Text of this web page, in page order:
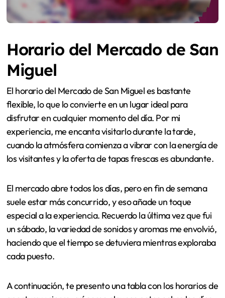
Horario del Mercado de San
Miguel
El horario del Mercado de San Miguel es bastante
flexible, lo que lo convierte en un lugar ideal para
disfrutar en cualquier momento del día. Por mi
experiencia, me encanta visitarlo durante la tarde,
cuando la atmósfera comienza a vibrar con la energía de
los visitantes y la oferta de tapas frescas es abundante.
El mercado abre todos los días, pero en fin de semana
suele estar más concurrido, y eso añade un toque
especial a la experiencia. Recuerdo la última vez que fui
un sábado, la variedad de sonidos y aromas me envolvió,
haciendo que el tiempo se detuviera mientras exploraba
cada puesto.
A continuación, te presento una tabla con los horarios de